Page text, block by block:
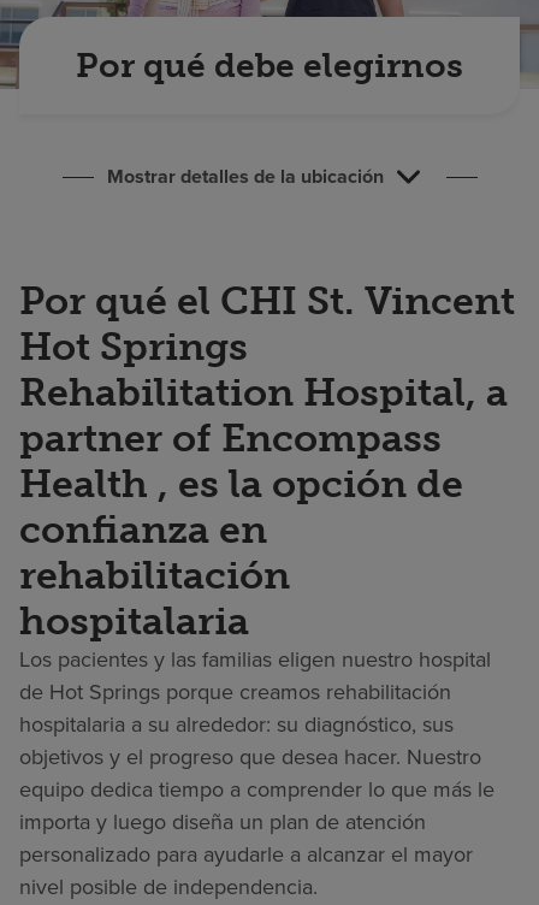
Por qué debe elegirnos
Mostrar detalles de la ubicación
Por qué el CHI St. Vincent
Hot Springs
Rehabilitation Hospital, a
partner of Encompass
Health , es la opción de
confianza en
rehabilitación
hospitalaria
Los pacientes y las familias eligen nuestro hospital
de Hot Springs porque creamos rehabilitación
hospitalaria a su alrededor: su diagnóstico, sus
objetivos y el progreso que desea hacer. Nuestro
equipo dedica tiempo a comprender lo que más le
importa y luego diseña un plan de atención
personalizado para ayudarle a alcanzar el mayor
nivel posible de independencia.